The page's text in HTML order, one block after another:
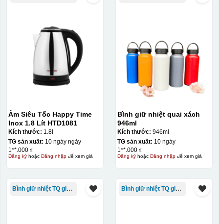
Ấm Siêu Tốc Happy Time
Inox 1.8 Lít HTD1081
Kích thước: 1.8l
TG sản xuất: 10 ngày ngày
1**.000 ₫
Đăng kýhoặc Đăng nhậpđể xem giá
Bình giữ nhiệt quai xách
946ml
Kích thước: 946ml
TG sản xuất: 10 ngày
1**.000 ₫
Đăng kýhoặc Đăng nhậpđể xem giá
Bình giữ nhiệt TQ giá rẻ Bình giữ nhiệt TQ giá rẻ